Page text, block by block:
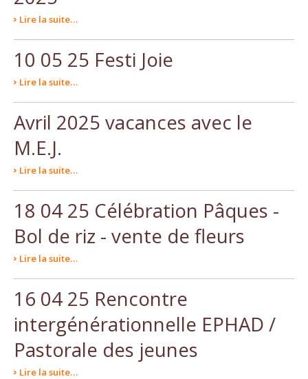
Lire la suite…
10 05 25 Festi Joie
Lire la suite…
Avril 2025 vacances avec le
M.E.J.
Lire la suite…
18 04 25 Célébration Pâques -
Bol de riz - vente de fleurs
Lire la suite…
16 04 25 Rencontre
intergénérationnelle EPHAD /
Pastorale des jeunes
Lire la suite…